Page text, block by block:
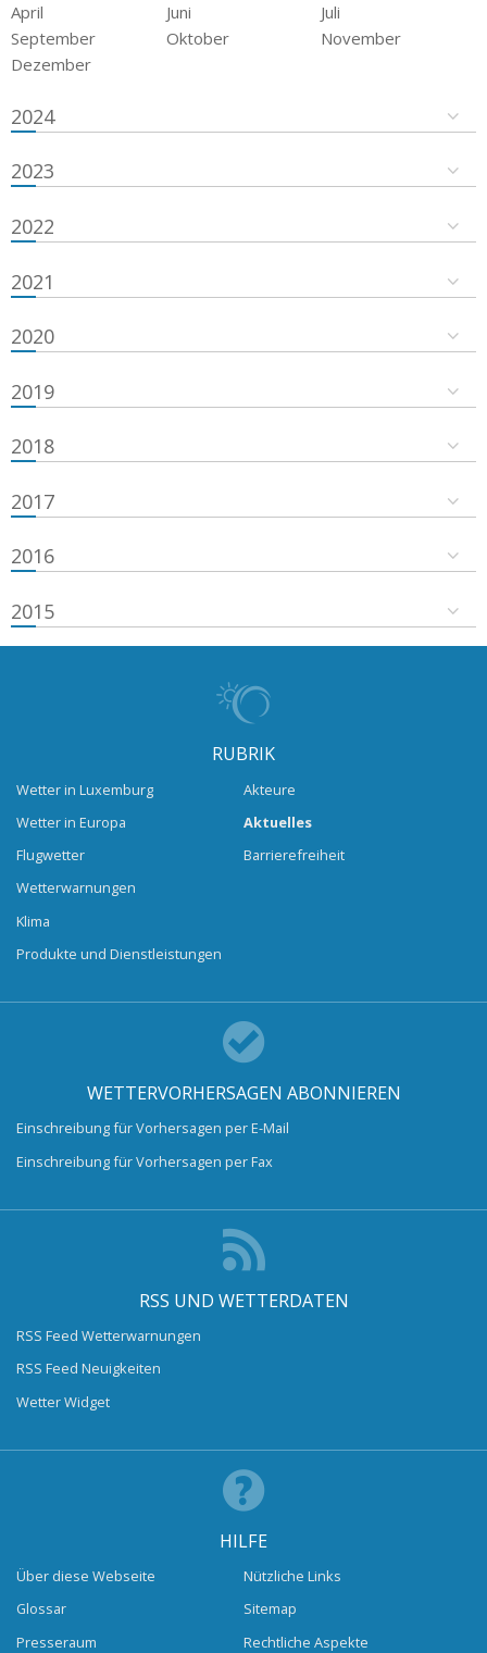
April
Juni
Juli
September
Oktober
November
Dezember
2024
2023
2022
2021
2020
2019
2018
2017
2016
2015
RUBRIK
Wetter in Luxemburg
Wetter in Europa
Flugwetter
Wetterwarnungen
Klima
Produkte und Dienstleistungen
Akteure
Aktuelles
Barrierefreiheit
WETTERVORHERSAGEN ABONNIEREN
Einschreibung für Vorhersagen per E-Mail
Einschreibung für Vorhersagen per Fax
RSS UND WETTERDATEN
RSS Feed Wetterwarnungen
RSS Feed Neuigkeiten
Wetter Widget
HILFE
Über diese Webseite
Glossar
Presseraum
Nützliche Links
Sitemap
Rechtliche Aspekte